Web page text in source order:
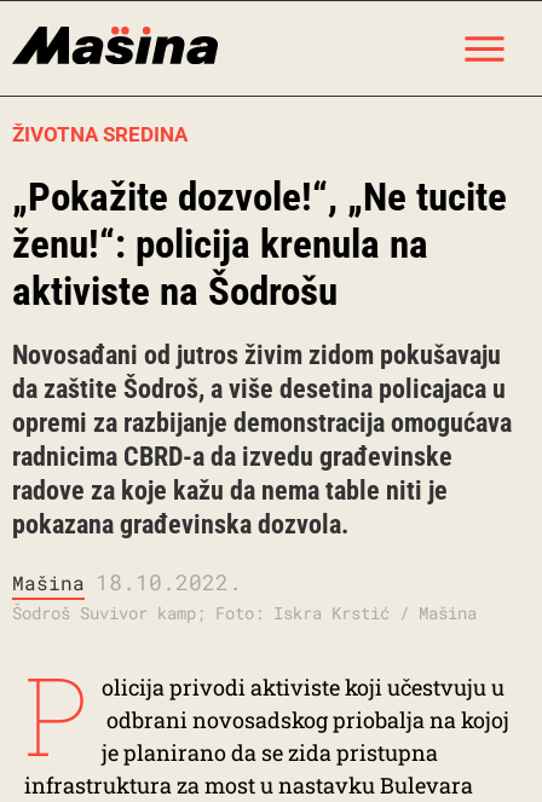
ŽIVOTNA SREDINA
„Pokažite dozvole!“, „Ne tucite
ženu!“: policija krenula na
aktiviste na Šodrošu
Novosađani od jutros živim zidom pokušavaju
da zaštite Šodroš, a više desetina policajaca u
opremi za razbijanje demonstracija omogućava
radnicima CBRD-a da izvedu građevinske
radove za koje kažu da nema table niti je
pokazana građevinska dozvola.
Mašina 18.10.2022.
Šodroš Suvivor kamp; Foto: Iskra Krstić / Mašina
P
olicija privodi aktiviste koji učestvuju u
odbrani novosadskog priobalja na kojoj
je planirano da se zida pristupna
infrastruktura za most u nastavku Bulevara